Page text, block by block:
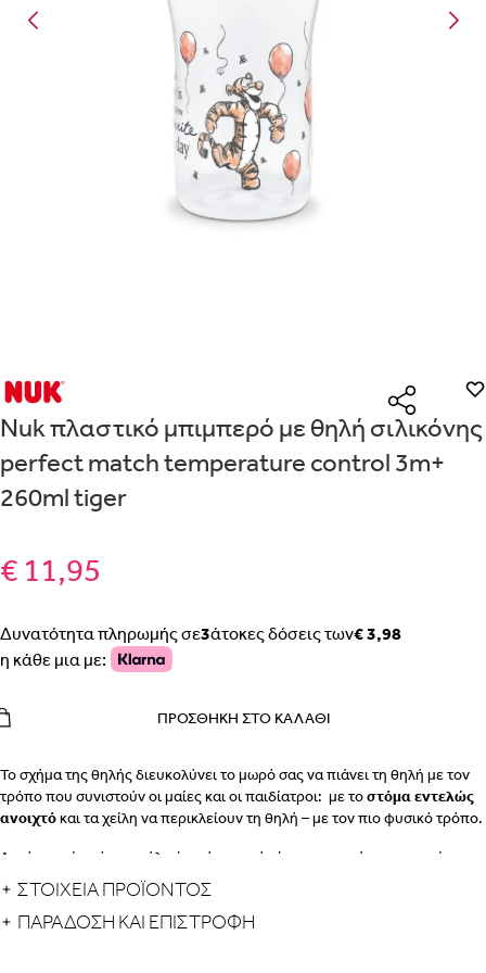
Nuk πλαστικό μπιμπερό με θηλή σιλικόνης
perfect match temperature control 3m+
260ml tiger
€ 11,95
Δυνατότητα πληρωμής σε3άτοκες δόσεις των€ 3,98
η κάθε μια με:
ΠΡΟΣΘΉΚΗ ΣΤΟ ΚΑΛΆΘΙ
Το σχήμα της θηλής διευκολύνει το μωρό σας να πιάνει τη θηλή με τον
τρόπο που συνιστούν οι μαίες και οι παιδίατροι: με τοστόμα εντελώς
ανοιχτόκαι τα χείλη να περικλείουν τη θηλή – με τον πιο φυσικό τρόπο.
Αυτό σημαίνει ότι το γάλα έχει ήπια ροή, ώστε το μωράκι σας να πίνει
ξεκούραστα.
Χαρακτηριστικά :
ΣΤΟΙΧΕΙΑ ΠΡΟΪΟΝΤΟΣ
ΠΑΡΆΔΟΣΗ ΚΑΙ ΕΠΙΣΤΡΟΦΉ
Με την προσφορά
θα λάβεις δωρεάν το είδος με τη
χαμηλότερη τιμή αν αγοράσεις τουλάχιστον
κερδίζεις έκπτωση στο καλάθι, αν αγοράσεις
τουλάχιστονμε την ειδική σήμανση.
ΠΗΓΑΙΝΕ ΣΤΟ ΚΑΛΑΘΙ
Είναι για δώρο;
ΝΑΙ
Λεπτομέρειες που θα ήθελες να γνωρίζουμε για το δώρο σου